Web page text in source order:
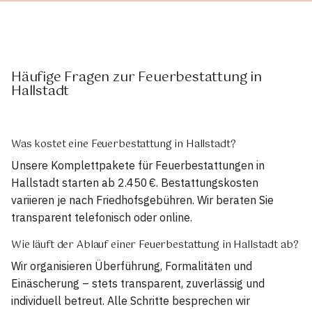
Häufige Fragen zur Feuerbestattung in
Hallstadt
Was kostet eine Feuerbestattung in Hallstadt?
Unsere Komplettpakete für Feuerbestattungen in
Hallstadt starten ab 2.450 €. Bestattungskosten
variieren je nach Friedhofsgebühren. Wir beraten Sie
transparent telefonisch oder online.
Wie läuft der Ablauf einer Feuerbestattung in Hallstadt ab?
Wir organisieren Überführung, Formalitäten und
Einäscherung – stets transparent, zuverlässig und
individuell betreut. Alle Schritte besprechen wir